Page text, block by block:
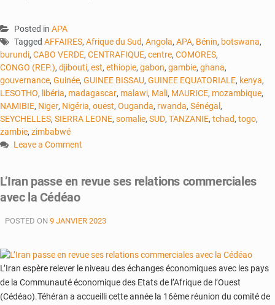
Posted in APA
Tagged AFFAIRES, Afrique du Sud, Angola, APA, Bénin, botswana,
burundi, CABO VERDE, CENTRAFIQUE, centre, COMORES,
CONGO (REP.), djibouti, est, ethiopie, gabon, gambie, ghana,
gouvernance, Guinée, GUINEE BISSAU, GUINEE EQUATORIALE, kenya,
LESOTHO, libéria, madagascar, malawi, Mali, MAURICE, mozambique,
NAMIBIE, Niger, Nigéria, ouest, Ouganda, rwanda, Sénégal ,
SEYCHELLES, SIERRA LEONE, somalie, SUD, TANZANIE, tchad, togo,
zambie, zimbabwé
Leave a Comment
subsaharienne
:
croissance
3,6
%
en
2023
L’Iran passe en revue ses relations commerciales
avec la Cédéao
POSTED ON 9 JANVIER 2023
L’Iran espère relever le niveau des échanges économiques avec les pays
de la Communauté économique des Etats de l’Afrique de l’Ouest
(Cédéao).Téhéran a accueilli cette année la 16ème réunion du comité de